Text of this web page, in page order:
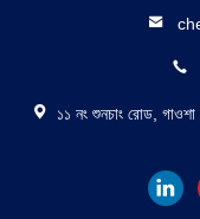
১১ নং শুনচাং রোড, গাওশা